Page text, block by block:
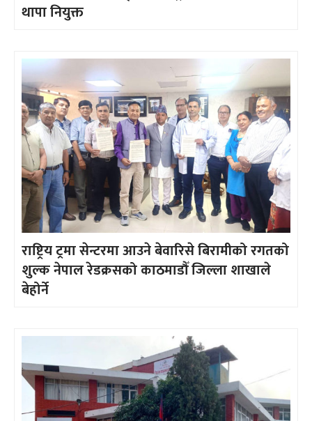
थापा नियुक्त
राष्ट्रिय ट्रमा सेन्टरमा आउने बेवारिसे बिरामीको रगतको
शुल्क नेपाल रेडक्रसको काठमाडौँ जिल्ला शाखाले
बेहोर्ने